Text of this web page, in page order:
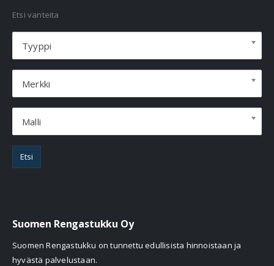
Etsi vanteita
Tyyppi
Merkki
Malli
Etsi
Suomen Rengastukku Oy
Suomen Rengastukku on tunnettu edullisista hinnoistaan ja
hyvästä palvelustaan.